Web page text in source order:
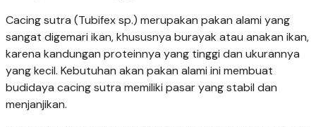
Cacing sutra (Tubifex sp.) merupakan pakan alami yang
sangat digemari ikan, khususnya burayak atau anakan ikan,
karena kandungan proteinnya yang tinggi dan ukurannya
yang kecil. Kebutuhan akan pakan alami ini membuat
budidaya cacing sutra memiliki pasar yang stabil dan
menjanjikan.